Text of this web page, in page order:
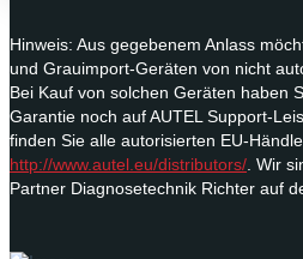
Hinweis: Aus gegebenem Anlass
und Grauimport-Geräten von nicht
Bei Kauf von solchen Geräten haben
Garantie noch auf AUTEL Support-
finden Sie alle autorisierten EU-
http://www.autel.eu/distributors/ . Wir
Partner Diagnosetechnik Richter auf